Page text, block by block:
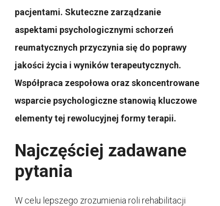
pacjentami. Skuteczne zarządzanie
aspektami psychologicznymi schorzeń
reumatycznych przyczynia się do poprawy
jakości życia i wyników terapeutycznych.
Współpraca zespołowa oraz skoncentrowane
wsparcie psychologiczne stanowią kluczowe
elementy tej rewolucyjnej formy terapii.
Najczęściej zadawane
pytania
W celu lepszego zrozumienia roli rehabilitacji